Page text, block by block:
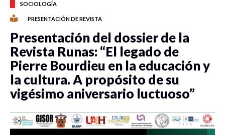
SOCIOLOGÍA
PRESENTACIÓN DE REVISTA
Presentación del dossier de la
Revista Runas: “El legado de
Pierre Bourdieu en la educación y
la cultura. A propósito de su
vigésimo aniversario luctuoso”